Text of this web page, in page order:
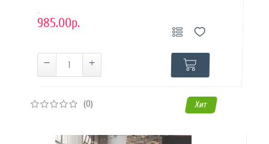
..
985.00р.
(0) Хит